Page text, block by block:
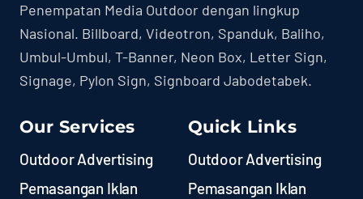
Penempatan Media Outdoor dengan lingkup
Nasional. Billboard, Videotron, Spanduk, Baliho,
Umbul-Umbul, T-Banner, Neon Box, Letter Sign,
Signage, Pylon Sign, Signboard Jabodetabek.
Our Services
Outdoor Advertising
Pemasangan Iklan
Quick Links
Outdoor Advertising
Pemasangan Iklan